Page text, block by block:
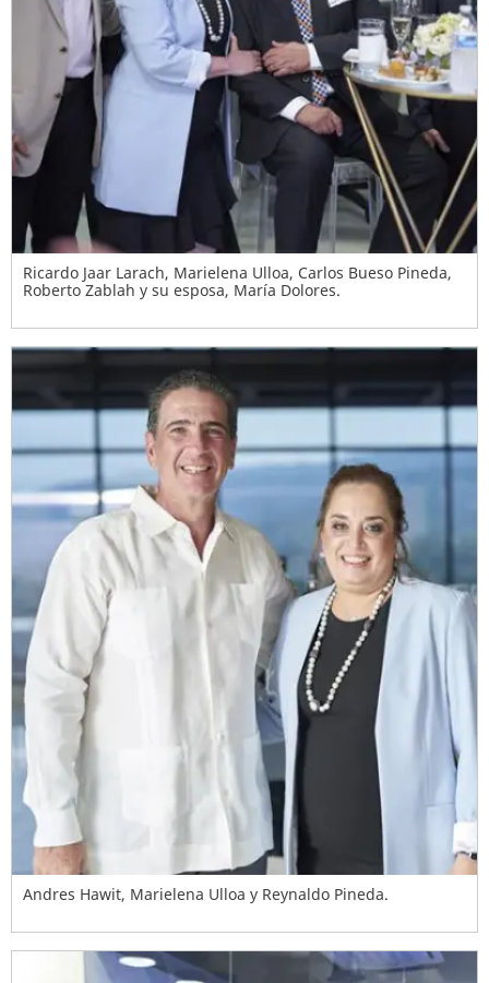
Ricardo Jaar Larach, Marielena Ulloa, Carlos Bueso Pineda,
Roberto Zablah y su esposa, María Dolores.
Andres Hawit, Marielena Ulloa y Reynaldo Pineda.